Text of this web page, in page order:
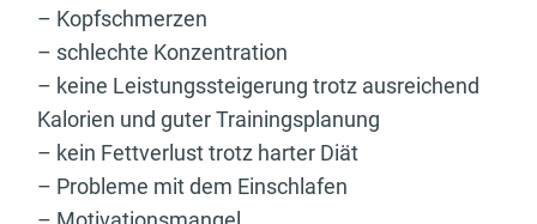
– Kopfschmerzen
– schlechte Konzentration
– keine Leistungssteigerung trotz ausreichend
Kalorien und guter Trainingsplanung
– kein Fettverlust trotz harter Diät
– Probleme mit dem Einschlafen